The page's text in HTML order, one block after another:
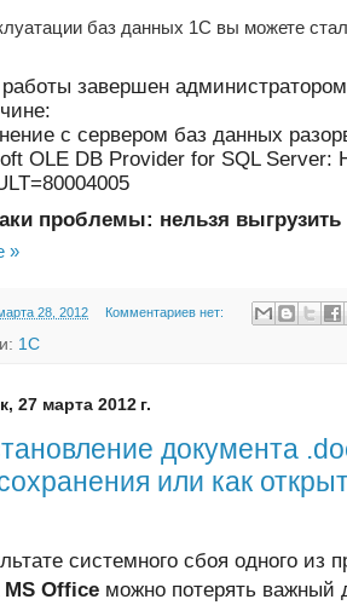
баз данных 1С вы можете
завершен
с сервером баз данных
OLE DB Provider for SQL Server:
проблемы: нельзя выгрузить
»
28, 2012 Комментариев нет:
1С
27 марта 2012 г.
документа
или как
системного сбоя одного из
MS Office можно потерять важный